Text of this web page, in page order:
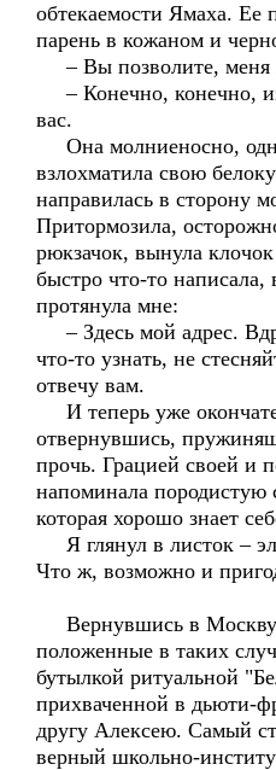
обтекаемости Ямаха. Ее
парень в кожаном и
– Вы позволите, меня
– Конечно, конечно,
вас.
Она молниеносно,
взлохматила свою
направилась в сторону
Притормозила,
рюкзачок, вынула
быстро что-то написала,
протянула мне:
– Здесь мой адрес.
что-то узнать, не
отвечу вам.
И теперь уже
отвернувшись,
прочь. Грацией своей и
напоминала породистую
которая хорошо знает
Я глянул в листок –
Что ж, возможно и
Вернувшись в Москву
положенные в таких
бутылкой ритуальной
прихваченной в дьюти-
другу Алексею. Самый
верный школьно-